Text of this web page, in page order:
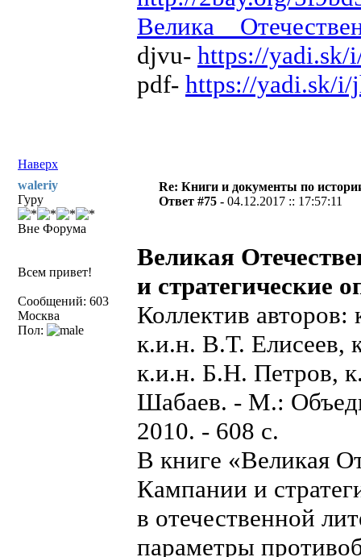
djvu- https://
pdf- https://yadi.sk/i/
Наверх
waleriy
Гуру
Вне Форума
Всем привет!
Сообщений: 603
Москва
Пол:
Re: Книги и документы по
Ответ #75 -04.12.2017 :: 17:57:11
Великая
и стратегические
Коллектив
к.и.н. В.Т. Елисеев,
к.и.н. Б.Н. Петров,
Шабаев. - М.:
2010. - 608 с.
В книге «Великая
Кампании и
в отечественной
параметры